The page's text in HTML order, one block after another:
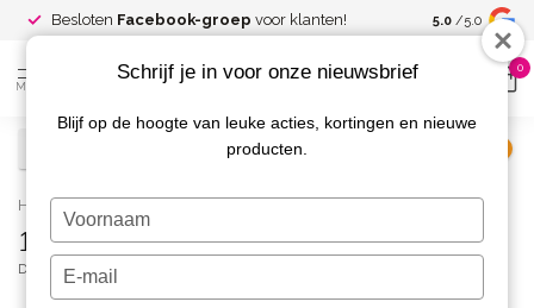
Besloten Facebook-groep voor klanten! Spaar voor
kortingen
5.0 /5.0
MENU
0
Home / 160 Gellak Raspberry Velvet 10 ml.
160 Gellak Raspberry Velvet 10 ml.
DIVA
Schrijf je in voor onze nieuwsbrief
Blijf op de hoogte van leuke acties, kortingen en nieuwe
producten.
Typ
je
naam
Typ
je